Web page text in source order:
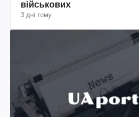
військових
3 дні тому